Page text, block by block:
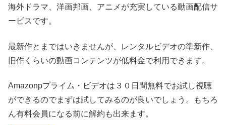
海外ドラマ、洋画邦画、アニメが充実している動画配信サ
ービスです。
最新作とまではいきませんが、レンタルビデオの準新作、
旧作くらいの動画コンテンツが低料金で利用できます。
Amazonpプライム・ビデオは３０日間無料でお試し視聴
ができるのでまずは試してみるのが良いでしょう。もちろ
ん有料会員になる前に解約も出来ます。